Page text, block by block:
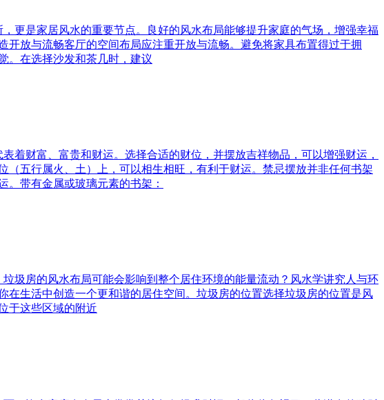
更是家居风水的重要节点。良好的风水布局能够提升家庭的气场，增强幸福
放与流畅客厅的空间布局应注重开放与流畅。避免将家具布置得过于拥
。在选择沙发和茶几时，建议
着财富、富贵和财运。选择合适的财位，并摆放吉祥物品，可以增强财运，
五行属火、土）上，可以相生相旺，有利于财运。禁忌摆放并非任何书架
带有金属或玻璃元素的书架：
圾房的风水布局可能会影响到整个居住环境的能量流动？风水学讲究人与环
生活中创造一个更和谐的居住空间。垃圾房的位置选择垃圾房的位置是风
于这些区域的附近